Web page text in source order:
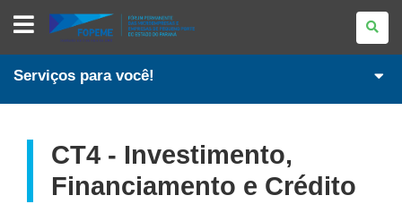
PORTAL
PARANAENSE
DA
MICRO
PEQUENA
Serviços para você!
CT4 - Investimento,
Financiamento e Crédito